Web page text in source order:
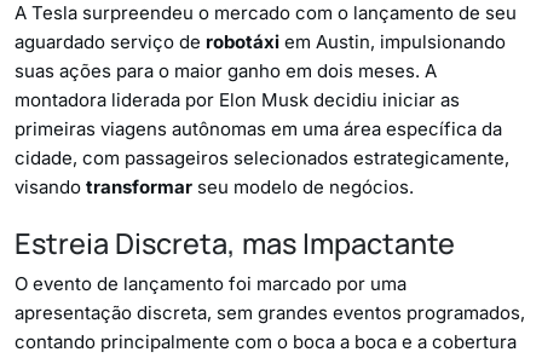
A Tesla surpreendeu o mercado com o lançamento de seu
aguardado serviço de robotáxi em Austin, impulsionando
suas ações para o maior ganho em dois meses. A
montadora liderada por Elon Musk decidiu iniciar as
primeiras viagens autônomas em uma área específica da
cidade, com passageiros selecionados estrategicamente,
visando transformar seu modelo de negócios.
Estreia Discreta, mas Impactante
O evento de lançamento foi marcado por uma
apresentação discreta, sem grandes eventos programados,
contando principalmente com o boca a boca e a cobertura